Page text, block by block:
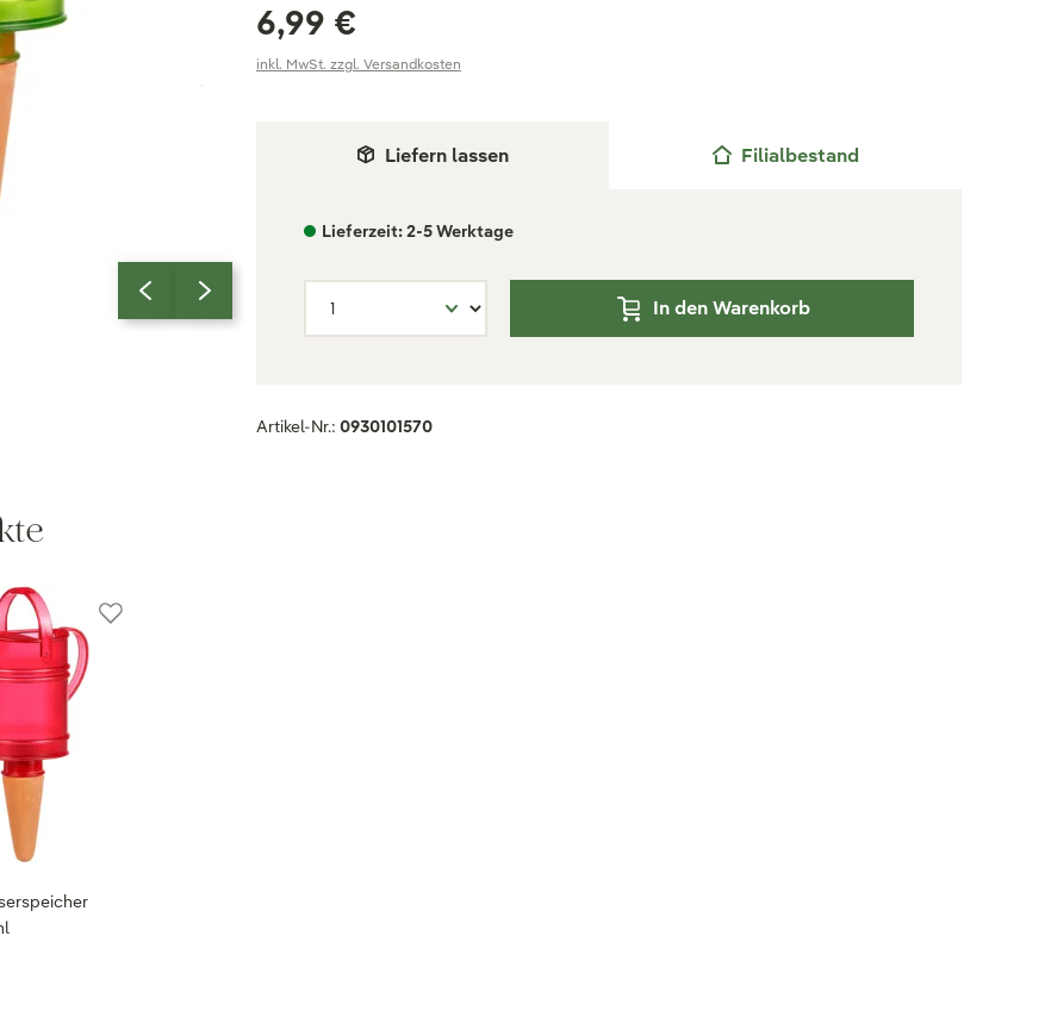
6,99 €
inkl. MwSt. zzgl. Versandkosten
Liefern lassen Filialbestand
Lieferzeit: 2-5 Werktage
In den Warenkorb
Artikel-Nr.: 0930101570